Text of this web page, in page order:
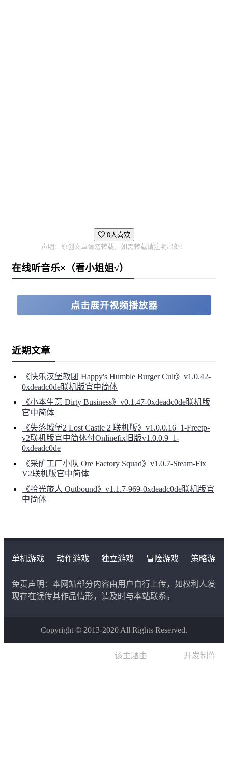
游戏玩法：
解之谜而前往魔塔，他们前赴后继，无数英雄折戟其中。
魔塔内的世界仿佛被壹个调皮的神灵
所主导，战胜boss之后会有卡片从天
而降。
帝国根据卡片的稀有度为那些在塔中探险的人们赋予了不
同等级的荣誉猎人执照。猎人执照在帝国中几乎等同于地
但是他们都没有我们的主角Erza那么幸运。
游戏，得益于这个特殊能力，Erza将可能到达人类未曾探
索的领域。
分资源，这些资源将用来开启更多的技能，让角色能够去
0人喜欢
声明：原创文章请勿转载，如需转载请注明出处！
在线听音乐×（看小姐姐√）
点击展开视频播放器
近期文章
《快乐汉堡教团 Happy's Humble Burger Cult》v1.0.42-
0xdeadc0de联机版官中简体
《小本生意 Dirty Business》v0.1.47-0xdeadc0de联机版
官中简体
《失落城堡2 Lost Castle 2 联机版》v1.0.0.16_1-Freetp-
v2联机版官中简体付Onlinefix旧版v1.0.0.9_1-
0xdeadc0de
《采矿工厂小队 Ore Factory Squad》v1.0.7-Steam-Fix
V2联机版官中简体
《拾光旅人 Outbound》v1.1.7-969-0xdeadc0de联机版官
中简体
单机游戏 动作游戏 独立游戏 冒险游戏
策略游
免责声明：本网站部分内容由用户自行上传，如权利人发
现存在误传其作品情形，请及时与本站联系。
Copyright © 2013-2020 All Rights Reserved.
该主题由 开发制作